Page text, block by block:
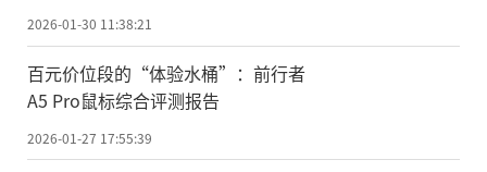
2026-01-30 11:38:21
百元价位段的“体验水桶”：前行者
A5 Pro鼠标综合评测报告
2026-01-27 17:55:39